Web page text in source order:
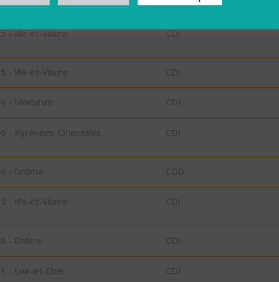
- Ille-et-Vilaine CDI
- Ille-et-Vilaine CDI
- Morbihan CDI
- Pyrénées-Orientales CDI
- Drôme CDD
- Ille-et-Vilaine CDI
- Drôme CDI
- Loir-et-Cher CDI